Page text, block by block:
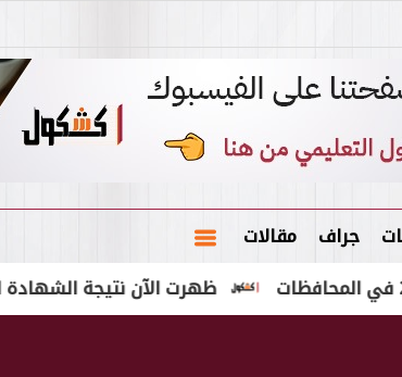
جراف مقالات
ظهرت الآن نتيجة الشهادة الإعدادية الدور الثاني